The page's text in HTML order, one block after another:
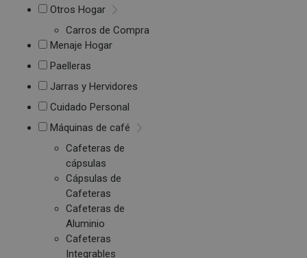
Otros Hogar
Carros de Compra
Menaje Hogar
Paelleras
Jarras y Hervidores
Cuidado Personal
Máquinas de café
Cafeteras de
cápsulas
Cápsulas de
Cafeteras
Cafeteras de
Aluminio
Cafeteras
Integrables